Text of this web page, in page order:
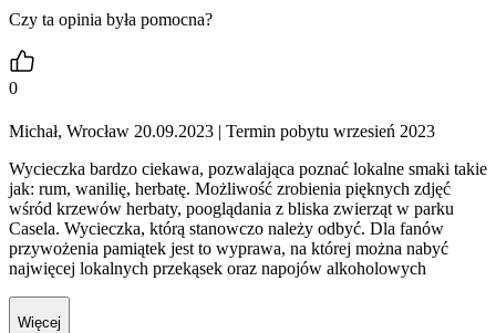
Czy ta opinia była pomocna?
0
Michał, Wrocław 20.09.2023 | Termin pobytu wrzesień 2023
Wycieczka bardzo ciekawa, pozwalająca poznać lokalne smaki takie
jak: rum, wanilię, herbatę. Możliwość zrobienia pięknych zdjęć
wśród krzewów herbaty, pooglądania z bliska zwierząt w parku
Casela. Wycieczka, którą stanowczo należy odbyć. Dla fanów
przywożenia pamiątek jest to wyprawa, na której można nabyć
najwięcej lokalnych przekąsek oraz napojów alkoholowych
Więcej